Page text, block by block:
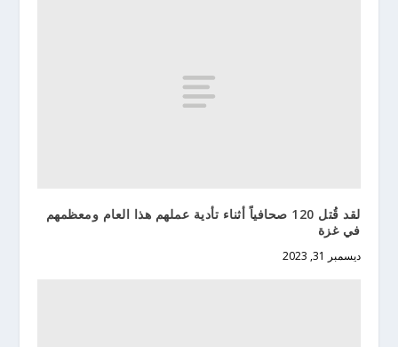
لقد قُتل 120 صحافياً أثناء تأدية عملهم هذا العام ومعظمهم
في غزة
ديسمبر 31, 2023